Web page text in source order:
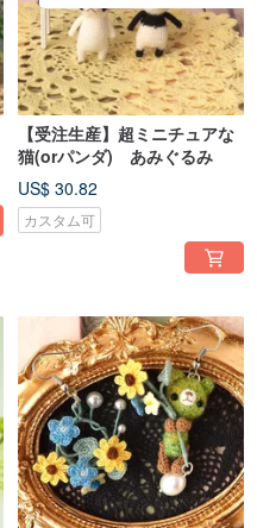
【受注生産】超ミニチュアな
猫(orパンダ) あみぐるみ
US$ 30.82
カスタム可